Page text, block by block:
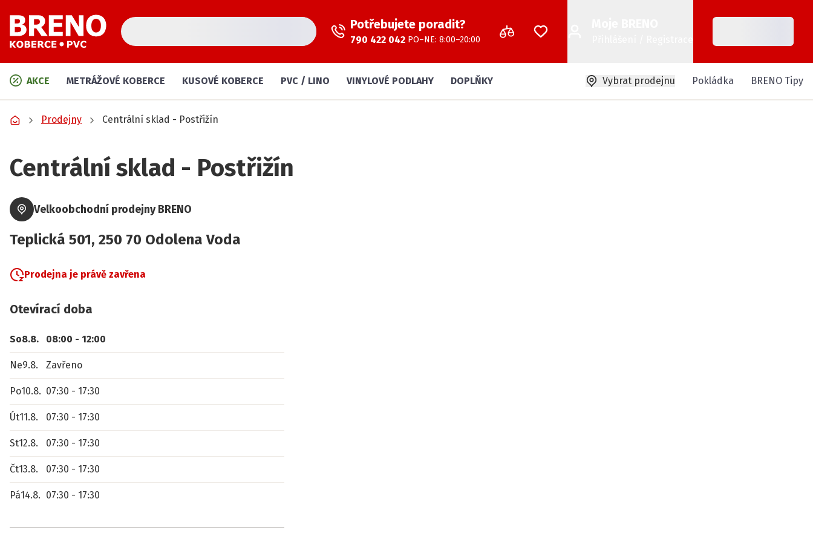
Potřebujete poradit?
790 422 042 PO–NE: 8:00–20:00
AKCE METRÁŽOVÉ KOBERCE KUSOVÉ KOBERCE PVC / LINO VINYLOVÉ PODLAHY DOPLŇKY Vybrat prodejnu Pokládka BRENO Tipy
Prodejny Centrální sklad - Postřižín
Centrální sklad - Postřižín
Velkoobchodní prodejny BRENO
Teplická 501, 250 70 Odolena Voda
Prodejna je právě zavřena
Otevírací doba
So8.8. 08:00 - 12:00
Ne9.8. Zavřeno
Po10.8. 07:30 - 17:30
Út11.8. 07:30 - 17:30
St12.8. 07:30 - 17:30
Čt13.8. 07:30 - 17:30
Pá14.8. 07:30 - 17:30